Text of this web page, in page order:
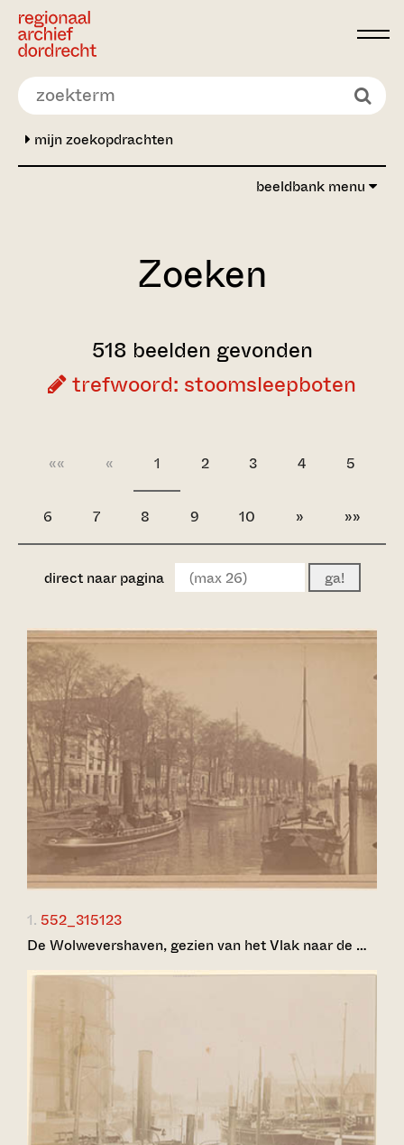
Ga direct naar de inhoud
mijn zoekopdrachten
beeldbank menu
Zoeken
518 beelden gevonden
trefwoord: stoomsleepboten
«« « 1 2 3 4 5
6 7 8 9 10 » »»
direct naar pagina ga!
1. 552_315123
De Wolwevershaven, gezien van het Vlak naar de …